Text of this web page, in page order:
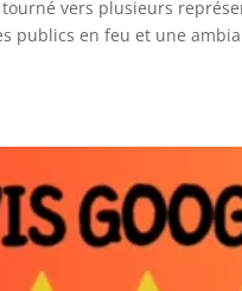
vers plusieurs
publics en feu et une